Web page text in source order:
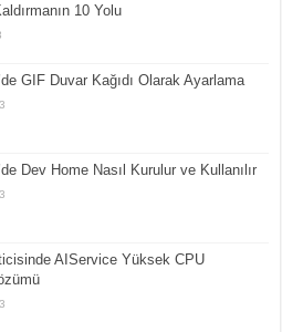
10 Yolu
GIF Duvar Kağıdı Olarak Ayarlama
Dev Home Nasıl Kurulur ve Kullanılır
AIService Yüksek CPU